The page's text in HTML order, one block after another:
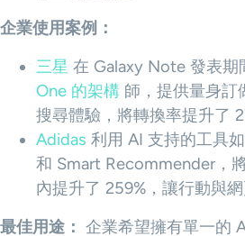
企業使用案例：
三星 在 Galaxy Note 發表期
One 的架構 師，提供量身訂
搜尋體驗，將轉換率提升了
Adidas 利用 AI 支持的工具
和 Smart Recommender，
內提升了 259%，讓行動與網
最佳用途： 企業希望擁有單一的